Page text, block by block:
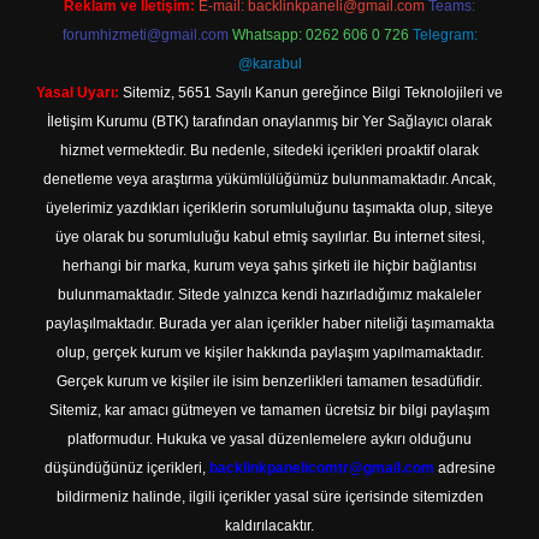
Reklam ve İletişim: E-mail: backlinkpaneli@gmail.com Teams:
forumhizmeti@gmail.com Whatsapp: 0262 606 0 726 Telegram:
@karabul
Yasal Uyarı: Sitemiz, 5651 Sayılı Kanun gereğince Bilgi Teknolojileri ve
İletişim Kurumu (BTK) tarafından onaylanmış bir Yer Sağlayıcı olarak
hizmet vermektedir. Bu nedenle, sitedeki içerikleri proaktif olarak
denetleme veya araştırma yükümlülüğümüz bulunmamaktadır. Ancak,
üyelerimiz yazdıkları içeriklerin sorumluluğunu taşımakta olup, siteye
üye olarak bu sorumluluğu kabul etmiş sayılırlar. Bu internet sitesi,
herhangi bir marka, kurum veya şahıs şirketi ile hiçbir bağlantısı
bulunmamaktadır. Sitede yalnızca kendi hazırladığımız makaleler
paylaşılmaktadır. Burada yer alan içerikler haber niteliği taşımamakta
olup, gerçek kurum ve kişiler hakkında paylaşım yapılmamaktadır.
Gerçek kurum ve kişiler ile isim benzerlikleri tamamen tesadüfidir.
Sitemiz, kar amacı gütmeyen ve tamamen ücretsiz bir bilgi paylaşım
platformudur. Hukuka ve yasal düzenlemelere aykırı olduğunu
düşündüğünüz içerikleri, backlinkpanelicomtr@gmail.com adresine
bildirmeniz halinde, ilgili içerikler yasal süre içerisinde sitemizden
kaldırılacaktır.